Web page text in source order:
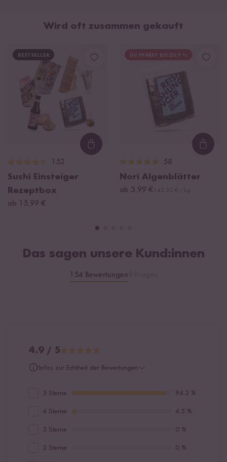
Wird oft zusammen gekauft
BESTSELLER
Loading...
152
Sushi Einsteiger
Rezeptbox
ab 15,99 €
DU SPARST BIS ZU 7 %
58
Nori Algenblätter
ab 3,99 €
Das sagen unsere Kund:innen
154 Bewertungen
4.9 / 5
Infos zur Echtheit der Bewertungen
5 Sterne 94.2 %
4 Sterne 4.5 %
3 Sterne 0 %
2 Sterne 0 %